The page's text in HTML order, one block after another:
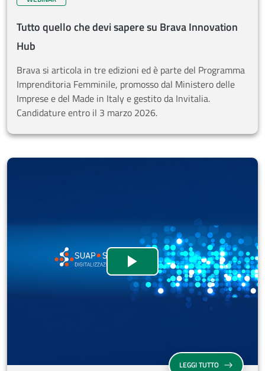
Tutto quello che devi sapere su Brava Innovation
Hub
Brava si articola in tre edizioni ed è parte del Programma
Imprenditoria Femminile, promosso dal Ministero delle
Imprese e del Made in Italy e gestito da Invitalia.
Candidature entro il 3 marzo 2026.
Guarda il videoWebinar SUAP SUE
LEGGI TUTTOWEBINAR